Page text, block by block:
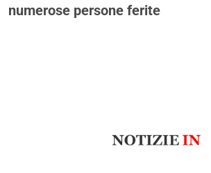
numerose persone ferite